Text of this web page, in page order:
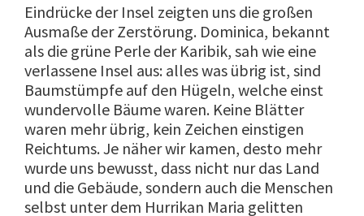
Eindrücke der Insel zeigten uns die großen
Ausmaße der Zerstörung. Dominica, bekannt
als die grüne Perle der Karibik, sah wie eine
verlassene Insel aus: alles was übrig ist, sind
Baumstümpfe auf den Hügeln, welche einst
wundervolle Bäume waren. Keine Blätter
waren mehr übrig, kein Zeichen einstigen
Reichtums. Je näher wir kamen, desto mehr
wurde uns bewusst, dass nicht nur das Land
und die Gebäude, sondern auch die Menschen
selbst unter dem Hurrikan Maria gelitten